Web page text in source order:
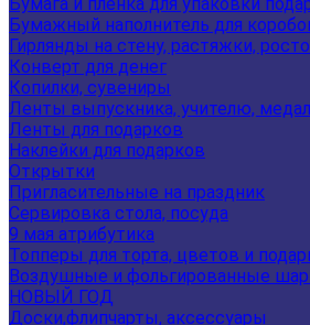
Бумажный наполнитель для
Гирлянды на стену, растяжки,
Конверт для денег
Копилки, сувениры
Ленты выпускника, учителю,
Ленты для подарков
Наклейки для подарков
Открытки
Пригласительные на праздник
Сервировка стола, посуда
9 мая атрибутика
Топперы для торта, цветов и
Воздушные и фольгированные
НОВЫЙ ГОД
Доски,флипчарты, аксессуары